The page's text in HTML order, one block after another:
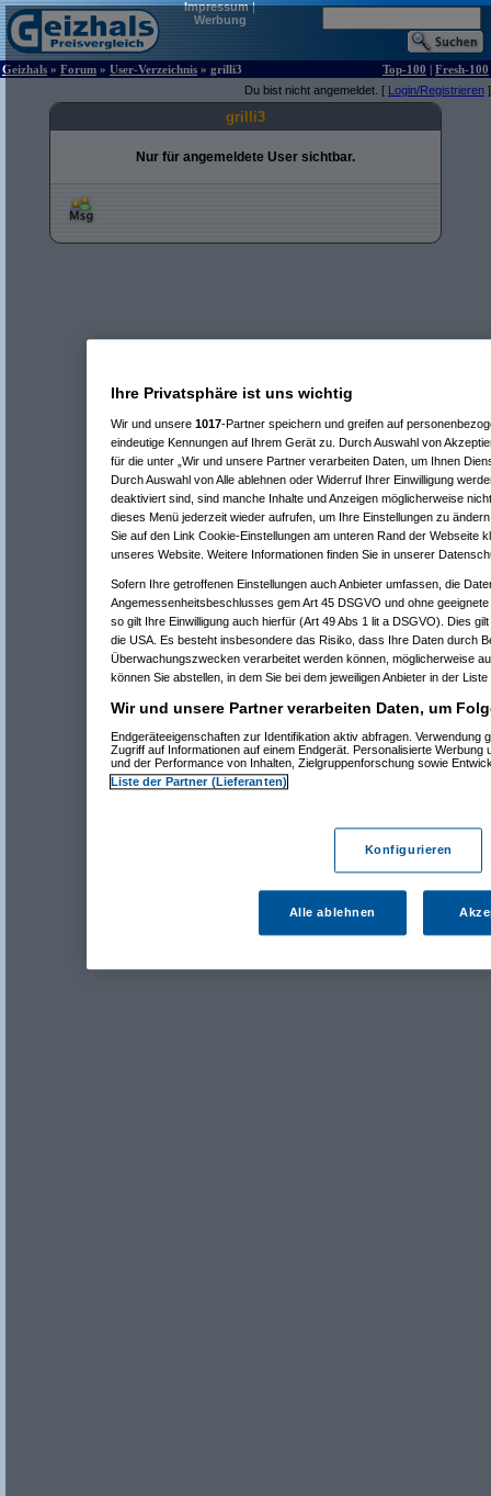
Impressum|
Werbung
Geizhals » Forum » User-Verzeichnis » grilli3 Top-100 | Fresh-100
Du bist nicht angemeldet. [ Login/Registrieren ]
grilli3
Nur für angemeldete User sichtbar.
Ihre Privatsphäre ist uns wichtig
Wir und unsere 1017-Partner speichern und greifen auf
eindeutige Kennungen auf Ihrem Gerät zu. Durch Auswahl von
für die unter „Wir und unsere Partner verarbeiten Daten, um Ihnen
Durch Auswahl von Alle ablehnen oder Widerruf Ihrer Einwilligung
deaktiviert sind, sind manche Inhalte und Anzeigen möglicherweise
dieses Menü jederzeit wieder aufrufen, um Ihre Einstellungen zu
Sie auf den Link Cookie-Einstellungen am unteren Rand der Webseite
unseres Website. Weitere Informationen finden Sie in unserer
Sofern Ihre getroffenen Einstellungen auch Anbieter umfassen, die
Angemessenheitsbeschlusses gem Art 45 DSGVO und ohne
so gilt Ihre Einwilligung auch hierfür (Art 49 Abs 1 lit a DSGVO). Dies
die USA. Es besteht insbesondere das Risiko, dass Ihre Daten durch
Überwachungszwecken verarbeitet werden können, möglicherweise
können Sie abstellen, in dem Sie bei dem jeweiligen Anbieter in der
Wir und unsere Partner verarbeiten Daten, um
Endgeräteeigenschaften zur Identifikation aktiv abfragen. Verwendung
Zugriff auf Informationen auf einem Endgerät. Personalisierte Werbung
und der Performance von Inhalten, Zielgruppenforschung sowie
Liste der Partner (Lieferanten)
Konfigurieren
Alle ablehnen